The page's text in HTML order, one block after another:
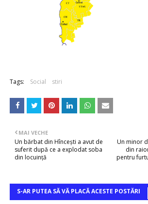
Tags: Social stiri
Un minor
din
pentru
MAI VECHE
Un bărbat din Hîncești a avut de
suferit după ce a explodat soba
din locuință
S-AR PUTEA SĂ VĂ PLACĂ ACESTE POSTĂRI